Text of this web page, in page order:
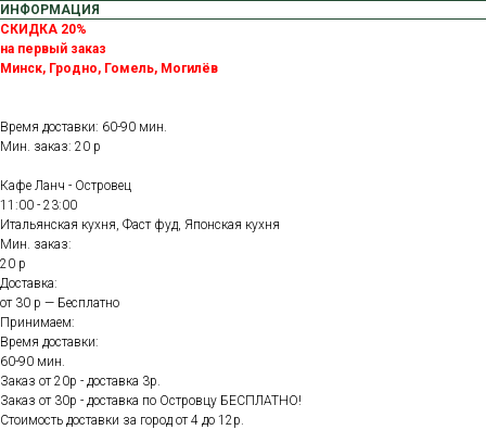
ИНФОРМАЦИЯ
СКИДКА 20%
на первый заказ
Минск, Гродно, Гомель, Могилёв
Время доставки: 60-90 мин.
Мин. заказ: 20 р
Кафе Ланч - Островец
11:00 - 23:00
Итальянская кухня, Фаст фуд, Японская кухня
Мин. заказ:
20 р
Доставка:
от 30 р — Бесплатно
Принимаем:
Время доставки:
60-90 мин.
Заказ от 20р - доставка 3р.
Заказ от 30р - доставка по Островцу БЕСПЛАТНО!
Стоимость доставки за город от 4 до 12р.